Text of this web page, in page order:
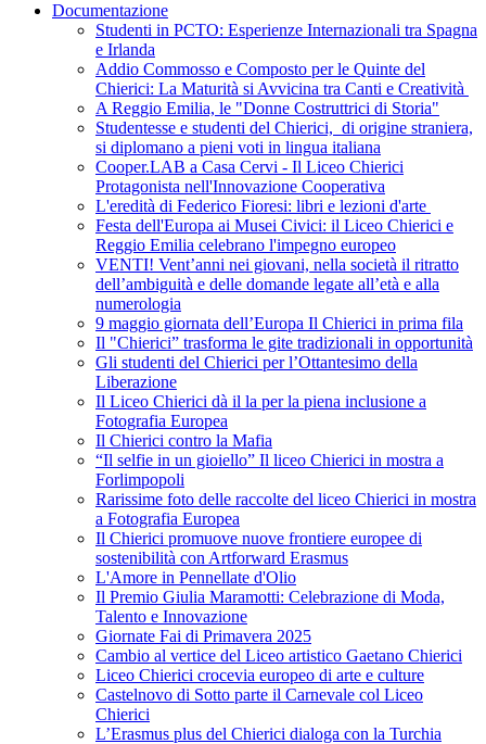
Documentazione
Studenti in PCTO: Esperienze Internazionali tra Spagna
e Irlanda
Addio Commosso e Composto per le Quinte del
Chierici: La Maturità si Avvicina tra Canti e Creatività
A Reggio Emilia, le "Donne Costruttrici di Storia"
Studentesse e studenti del Chierici, di origine straniera,
si diplomano a pieni voti in lingua italiana
Cooper.LAB a Casa Cervi - Il Liceo Chierici
Protagonista nell'Innovazione Cooperativa
L'eredità di Federico Fioresi: libri e lezioni d'arte
Festa dell'Europa ai Musei Civici: il Liceo Chierici e
Reggio Emilia celebrano l'impegno europeo
VENTI! Vent’anni nei giovani, nella società il ritratto
dell’ambiguità e delle domande legate all’età e alla
numerologia
9 maggio giornata dell’Europa Il Chierici in prima fila
Il "Chierici” trasforma le gite tradizionali in opportunità
Gli studenti del Chierici per l’Ottantesimo della
Liberazione
Il Liceo Chierici dà il la per la piena inclusione a
Fotografia Europea
Il Chierici contro la Mafia
“Il selfie in un gioiello” Il liceo Chierici in mostra a
Forlimpopoli
Rarissime foto delle raccolte del liceo Chierici in mostra
a Fotografia Europea
Il Chierici promuove nuove frontiere europee di
sostenibilità con Artforward Erasmus
L'Amore in Pennellate d'Olio
Il Premio Giulia Maramotti: Celebrazione di Moda,
Talento e Innovazione
Giornate Fai di Primavera 2025
Cambio al vertice del Liceo artistico Gaetano Chierici
Liceo Chierici crocevia europeo di arte e culture
Castelnovo di Sotto parte il Carnevale col Liceo
Chierici
L’Erasmus plus del Chierici dialoga con la Turchia